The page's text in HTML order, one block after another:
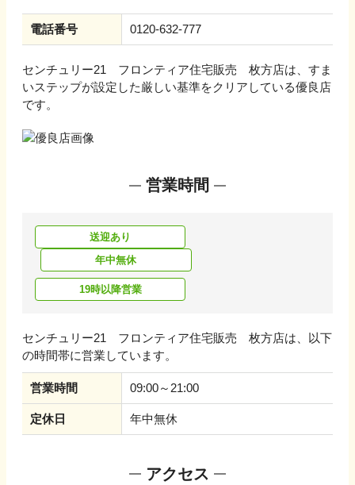
電話番号 0120-632-777
センチュリー21 フロンティア住宅販売 枚方店は、すま
いステップが設定した厳しい基準をクリアしている優良店
です。
営業時間
送迎あり
年中無休
19時以降営業
センチュリー21 フロンティア住宅販売 枚方店は、以下
の時間帯に営業しています。
営業時間 09:00～21:00
定休日 年中無休
アクセス